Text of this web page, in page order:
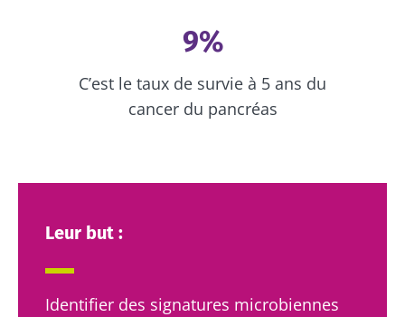
9%
C’est le taux de survie à 5 ans du
cancer du pancréas
Leur but :
Identifier des signatures microbiennes